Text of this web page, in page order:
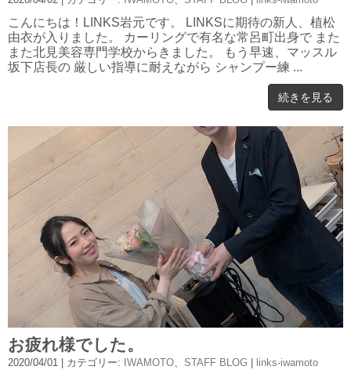
こんにちは！LINKS岩元です。 LINKSに期待の新人、植松
由衣が入りました。 カーリングで有名な常呂町出身で また
また北見美容専門学校からきました。 もう早速、マッスル
坂下店長の 厳しい指導に耐えながら シャンプー練 ...
続きを見る
お疲れ様でした。
2020/04/01 | カテゴリー: IWAMOTO STAFF BLOG links-iwamoto